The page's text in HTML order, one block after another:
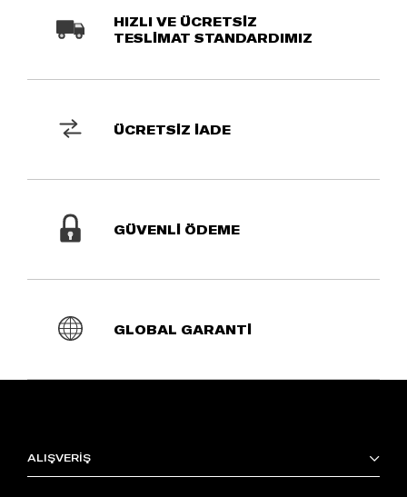
HIZLI VE ÜCRETSİZ
TESLİMAT STANDARDIMIZ
ÜCRETSİZ İADE
GÜVENLİ ÖDEME
GLOBAL GARANTİ
ALIŞVERİŞ